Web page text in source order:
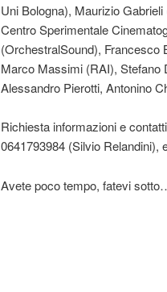
Uni Bologna), Maurizio
Centro Sperimentale
(OrchestralSound), Francesco
Marco Massimi (RAI), Stefano
Alessandro Pierotti, Antonino
Richiesta informazioni e
0641793984 (Silvio Relandini),
Avete poco tempo, fatevi